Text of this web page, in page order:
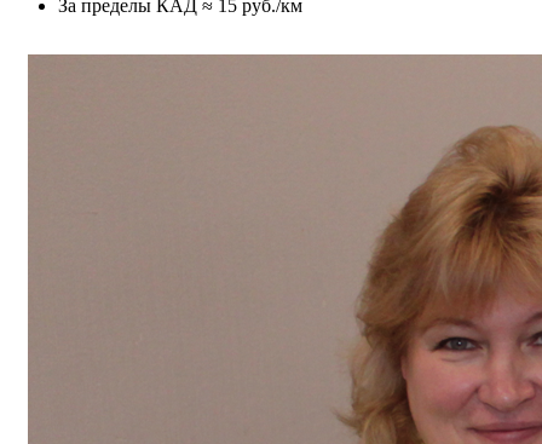
За пределы КАД ≈ 15 руб./км